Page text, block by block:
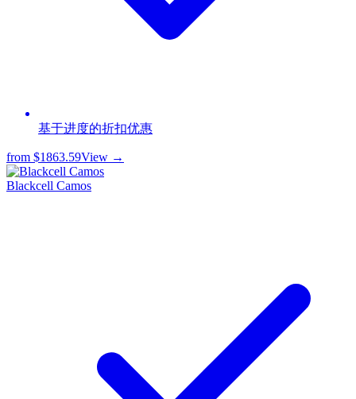
基于进度的折扣优惠
from $1863.59View →
Blackcell Camos